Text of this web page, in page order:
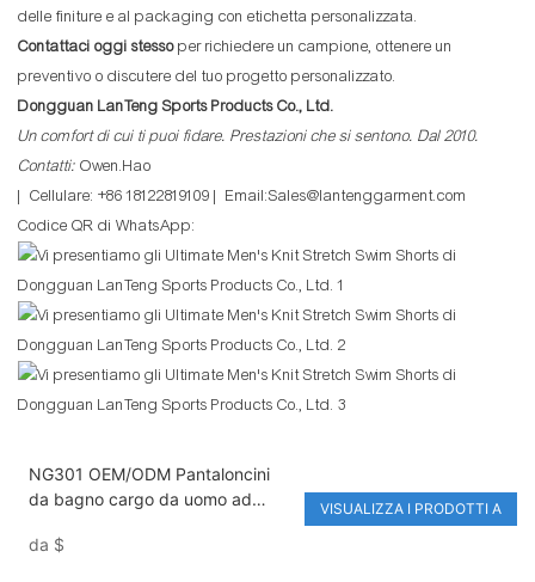
delle finiture e al packaging con etichetta personalizzata.
Contattaci oggi stessoper richiedere un campione, ottenere un
preventivo o discutere del tuo progetto personalizzato.
Dongguan LanTeng Sports Products Co., Ltd.
Un comfort di cui ti puoi fidare. Prestazioni che si sentono. Dal 2010.
Contatti: Owen.Hao
| Cellulare: +86 18122819109 | Email:Sales@lantenggarment.com
Codice QR di WhatsApp:
NG301 OEM/ODM Pantaloncini
da bagno cargo da uomo ad
interno gamba 4", con fodera in
da $
VISUALIZZA I PRODOTTI A